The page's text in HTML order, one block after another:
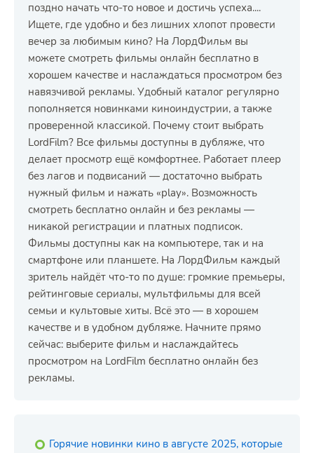
поздно начать что-то новое и достичь успеха....
Ищете, где удобно и без лишних хлопот провести
вечер за любимым кино? На ЛордФильм вы
можете смотреть фильмы онлайн бесплатно в
хорошем качестве и наслаждаться просмотром без
навязчивой рекламы. Удобный каталог регулярно
пополняется новинками киноиндустрии, а также
проверенной классикой. Почему стоит выбрать
LordFilm? Все фильмы доступны в дубляже, что
делает просмотр ещё комфортнее. Работает плеер
без лагов и подвисаний — достаточно выбрать
нужный фильм и нажать «play». Возможность
смотреть бесплатно онлайн и без рекламы —
никакой регистрации и платных подписок.
Фильмы доступны как на компьютере, так и на
смартфоне или планшете. На ЛордФильм каждый
зритель найдёт что-то по душе: громкие премьеры,
рейтинговые сериалы, мультфильмы для всей
семьи и культовые хиты. Всё это — в хорошем
качестве и в удобном дубляже. Начните прямо
сейчас: выберите фильм и наслаждайтесь
просмотром на LordFilm бесплатно онлайн без
рекламы.
Горячие новинки кино в августе 2025, которые